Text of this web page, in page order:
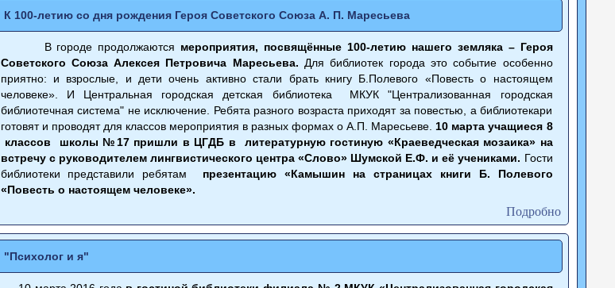
К 100-летию со дня рождения Героя Советского Союза А. П. Маресьева
В городе продолжаются мероприятия, посвящённые 100-летию нашего земляка – Героя
Советского Союза Алексея Петровича Маресьева. Для библиотек города это событие особенно
приятно: и взрослые, и дети очень активно стали брать книгу Б.Полевого «Повесть о настоящем
человеке». И Центральная городская детская библиотека МКУК "Централизованная городская
библиотечная система" не исключение. Ребята разного возраста приходят за повестью, а библиотекари
готовят и проводят для классов мероприятия в разных формах о А.П. Маресьеве. 10 марта учащиеся 8
классов школы №17 пришли в ЦГДБ в литературную гостиную «Краеведческая мозаика» на
встречу с руководителем лингвистического центра «Слово» Шумской Е.Ф. и её учениками. Гости
библиотеки представили ребятам презентацию «Камышин на страницах книги Б. Полевого
«Повесть о настоящем человеке».
Подробно
"Психолог и я"